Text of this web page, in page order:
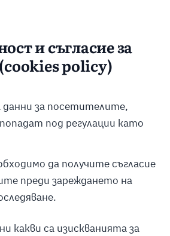
и съгласие за
policy)
данни за посетителите,
под регулации като
да получите съгласие
преди зареждането на
какви са изискванията за